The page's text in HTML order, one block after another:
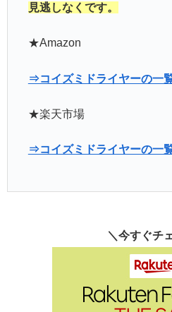
見逃しなくです。
★Amazon
⇒コイズミドライヤーの一
★楽天市場
⇒コイズミドライヤーの一
＼今すぐチ